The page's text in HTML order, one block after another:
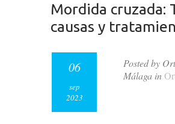
Mordida cruzada:
causas y
Posted by
Málaga in
06
sep
2023